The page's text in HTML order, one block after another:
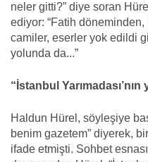
neler gitti?” diye soran
ediyor: “Fatih
camiler, eserler yok edildi
yolunda da...”
“İstanbul Yarımadası’nın
Haldun Hürel, söyleşiye
benim gazetem” diyerek,
ifade etmişti. Sohbet